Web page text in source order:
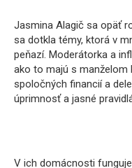
Jasmina Alagič sa opäť
sa dotkla témy, ktorá v
peňazí. Moderátorka a
ako to majú s manželom
spoločných financií a
úprimnosť a jasné
V ich domácnosti